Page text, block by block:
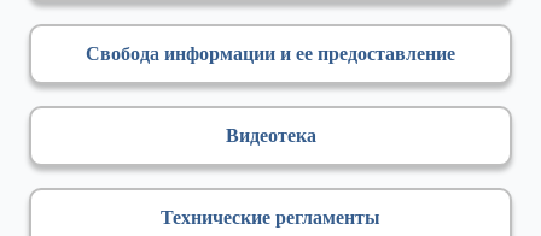
Свобода информации и ее предоставление
Видеотека
Технические регламенты